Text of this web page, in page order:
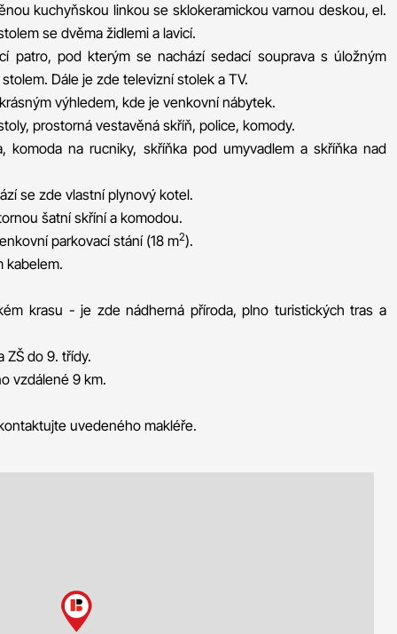
kuchyňskou linkou se sklokeramickou varnou deskou, el.
se dvěma židlemi a lavicí.
patro, pod kterým se nachází sedací souprava s úložným
Dále je zde televizní stolek a TV.
výhledem, kde je venkovní nábytek.
prostorná vestavěná skříň, police, komody.
komoda na rucniky, skříňka pod umyvadlem a skříňka nad
se zde vlastní plynový kotel.
šatní skříní a komodou.
parkovací stání (18 m2).
kabelem.
krasu - je zde nádherná příroda, plno turistických tras a
ZŠ do 9. třídy.
vzdálené 9 km.
uvedeného makléře.